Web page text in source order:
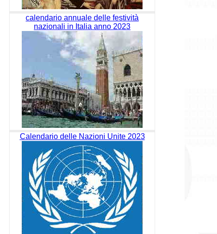
calendario annuale delle festività
nazionali in Italia anno 2023
Calendario delle Nazioni Unite 2023